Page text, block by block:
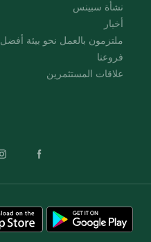
نشأة سبينس
أخبار
ملتزمون بالعمل نحو بيئة أفضل
فروعنا
علاقات المستثمرين